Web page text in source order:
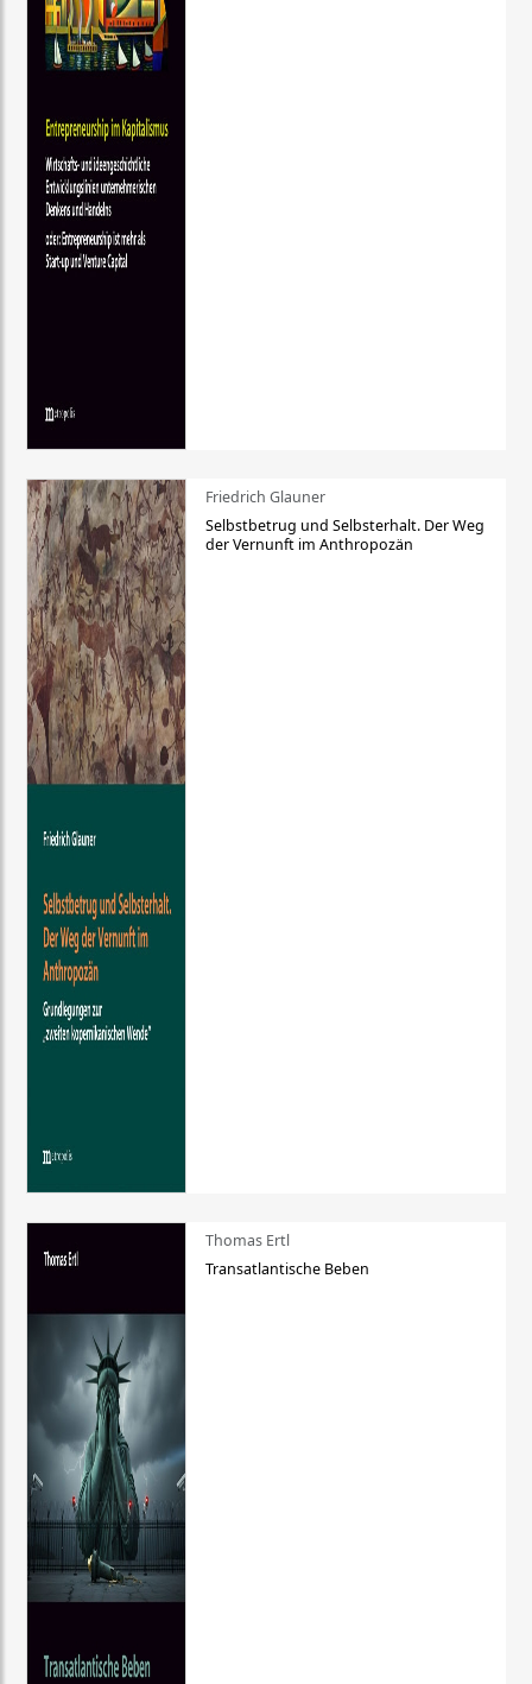
Friedrich Glauner
Selbstbetrug und Selbsterhalt. Der Weg
der Vernunft im Anthropozän
Thomas Ertl
Transatlantische Beben